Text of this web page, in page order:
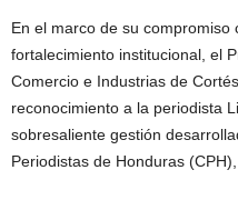
En el marco de su
fortalecimiento institucional, el
Comercio e Industrias de
reconocimiento a la periodista
sobresaliente gestión
Periodistas de Honduras